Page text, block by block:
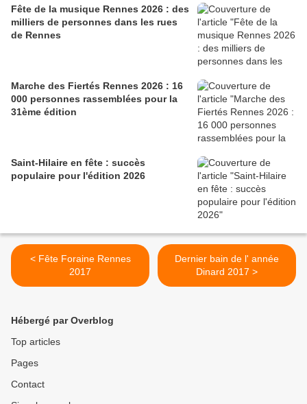
Fête de la musique Rennes 2026 : des
milliers de personnes dans les rues
de Rennes
Marche des Fiertés Rennes 2026 : 16
000 personnes rassemblées pour la
31ème édition
Saint-Hilaire en fête : succès
populaire pour l'édition 2026
< Fête Foraine Rennes
2017
Dernier bain de l' année
Dinard 2017 >
Hébergé par Overblog
Top articles
Pages
Contact